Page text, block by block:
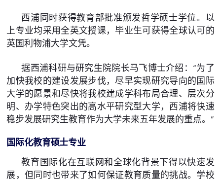
西浦同时获得教育部批准颁发哲学硕士学位。以
上专业均采用全英文授课，毕业生可获得全球认可的
英国利物浦大学文凭。
据西浦科研与研究生院院长马飞博士介绍：“为了
加快我校的建设发展步伐，尽早实现研究导向的国际
大学的愿景和尽快将我校建成学科布局合理、层次分
明、办学特色突出的高水平研究型大学，西浦将快速
稳步发展研究生教育作为大学未来五年发展的重点。”
国际化教育硕士专业
教育国际化在互联网和全球化背景下得以快速发
展，但同时也带来了如何保证教育质量的挑战。学校